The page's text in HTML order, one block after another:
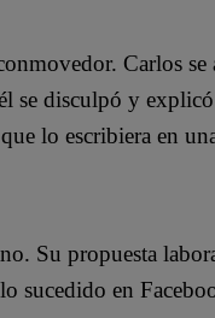
Carlos
se disculpó y
lo escribiera en
Su propuesta
sucedido en